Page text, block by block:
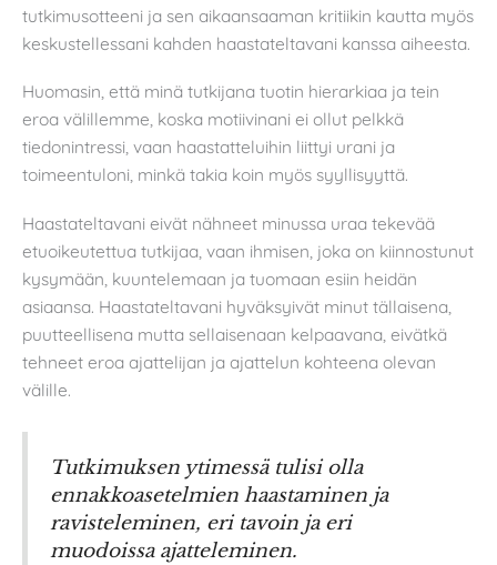
tutkimusotteeni ja sen aikaansaaman kritiikin kautta myös
keskustellessani kahden haastateltavani kanssa aiheesta.
Huomasin, että minä tutkijana tuotin hierarkiaa ja tein
eroa välillemme, koska motiivinani ei ollut pelkkä
tiedonintressi, vaan haastatteluihin liittyi urani ja
toimeentuloni, minkä takia koin myös syyllisyyttä.
Haastateltavani eivät nähneet minussa uraa tekevää
etuoikeutettua tutkijaa, vaan ihmisen, joka on kiinnostunut
kysymään, kuuntelemaan ja tuomaan esiin heidän
asiaansa. Haastateltavani hyväksyivät minut tällaisena,
puutteellisena mutta sellaisenaan kelpaavana, eivätkä
tehneet eroa ajattelijan ja ajattelun kohteena olevan
välille.
Tutkimuksen ytimessä tulisi olla
ennakkoasetelmien haastaminen ja
ravisteleminen, eri tavoin ja eri
muodoissa ajatteleminen.